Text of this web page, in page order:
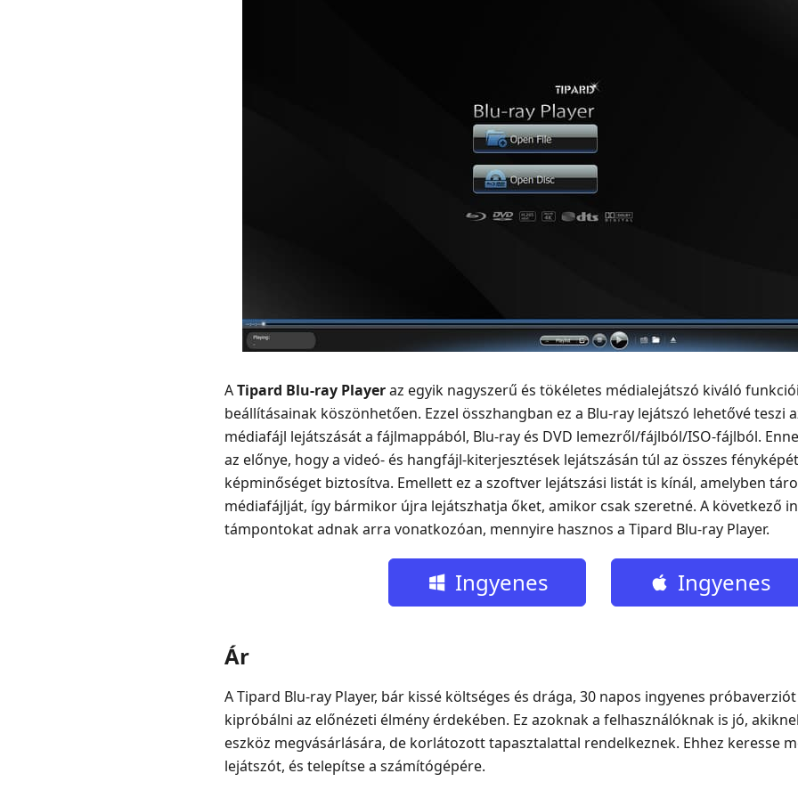
ATipard Blu-ray Playeraz egyik nagyszerű és tökéletes médialejátszó kiváló
beállításainak köszönhetően. Ezzel összhangban ez a Blu-ray lejátszó lehetővé teszi
médiafájl lejátszását a fájlmappából, Blu-ray és DVD lemezről/fájlból/ISO-fájlból.
az előnye, hogy a videó- és hangfájl-kiterjesztések lejátszásán túl az összes
képminőséget biztosítva. Emellett ez a szoftver lejátszási listát is kínál, amelyben
médiafájlját, így bármikor újra lejátszhatja őket, amikor csak szeretné. A következő
támpontokat adnak arra vonatkozóan, mennyire hasznos a Tipard Blu-ray Player.
Ingyenes
Ingyenes
Ár
A Tipard Blu-ray Player, bár kissé költséges és drága, 30 napos ingyenes
kipróbálni az előnézeti élmény érdekében. Ez azoknak a felhasználóknak is jó,
eszköz megvásárlására, de korlátozott tapasztalattal rendelkeznek. Ehhez keresse
lejátszót, és telepítse a számítógépére.